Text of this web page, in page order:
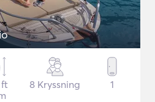
ft
8 Kryssning 1